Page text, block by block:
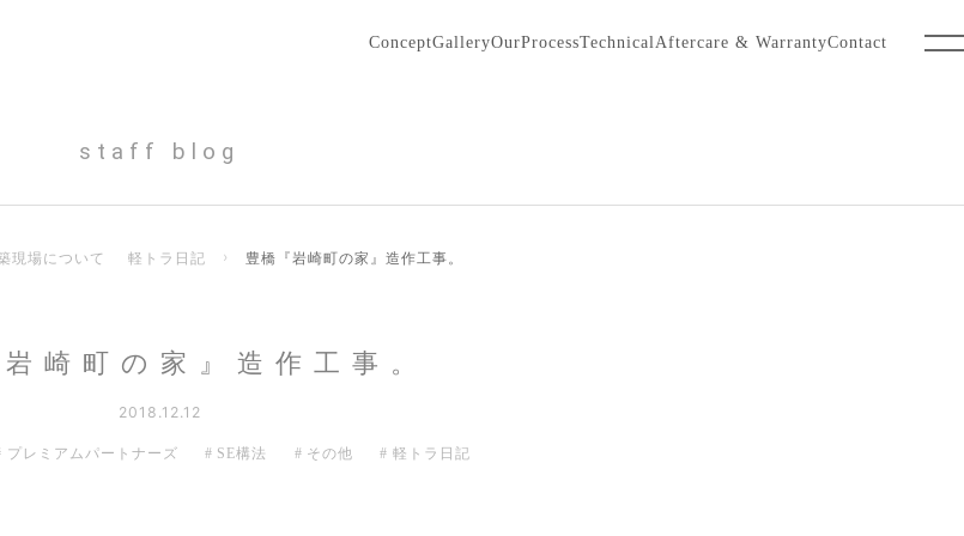
ConceptGalleryOurProcessTechnicalAftercare & WarrantyContact
staff blog
現場について 軽トラ日記 › 豊橋『岩崎町の家』造作工事。
崎町の家』造作工事。
2018.12.12
プレミアムパートナーズ SE構法 その他 軽トラ日記